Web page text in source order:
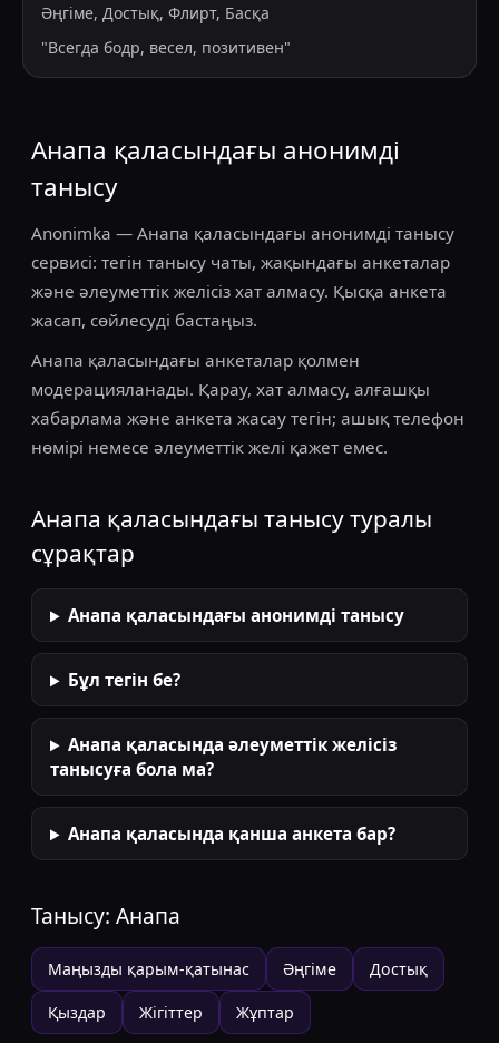
Әңгіме, Достық, Флирт, Басқа
"Всегда бодр, весел, позитивен"
Анапа қаласындағы анонимді
танысу
Anonimka — Анапа қаласындағы анонимді танысу
сервисі: тегін танысу чаты, жақындағы анкеталар
және әлеуметтік желісіз хат алмасу. Қысқа анкета
жасап, сөйлесуді бастаңыз.
Анапа қаласындағы анкеталар қолмен
модерацияланады. Қарау, хат алмасу, алғашқы
хабарлама және анкета жасау тегін; ашық телефон
нөмірі немесе әлеуметтік желі қажет емес.
Анапа қаласындағы танысу туралы
сұрақтар
Анапа қаласындағы анонимді танысу
Бұл тегін бе?
Анапа қаласында әлеуметтік желісіз
танысуға бола ма?
Анапа қаласында қанша анкета бар?
Танысу: Анапа
Маңызды қарым-қатынас Әңгіме Достық
Қыздар Жігіттер Жұптар